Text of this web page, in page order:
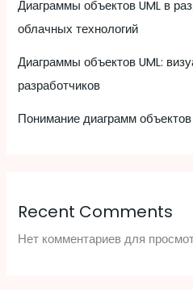
Диаграммы объектов UML в
облачных технологий
Диаграммы объектов UML:
разработчиков
Понимание диаграмм
Recent Comments
Нет комментариев для